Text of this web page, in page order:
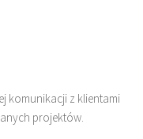
komunikacji z klientami
projektów.